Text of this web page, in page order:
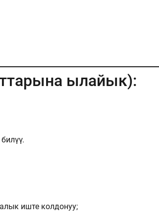
ылайык):
иште колдонуу;